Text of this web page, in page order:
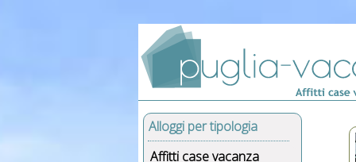
Alloggi per tipologia
Affitti case vacanza